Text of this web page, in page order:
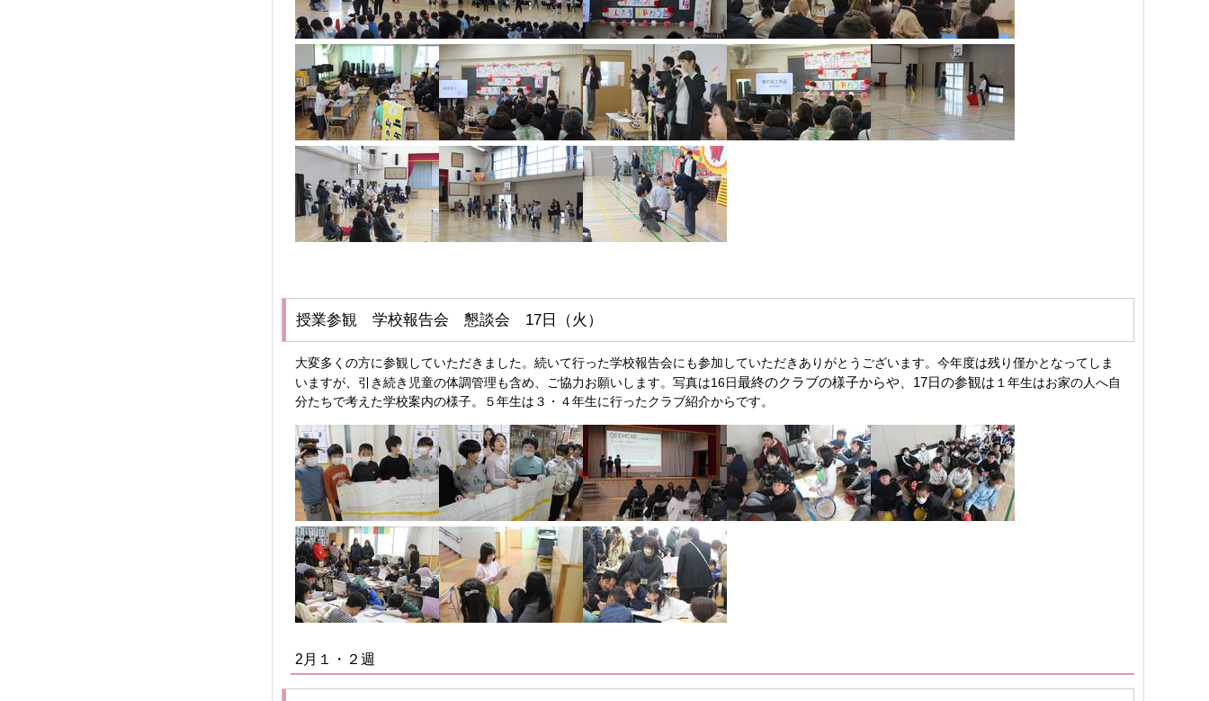
授業参観 学校報告会 懇談会 17日（火）
大変多くの方に参観していただきました。続いて行った学校報告会にも参加していただきありがとうございます。今年度は残り僅かとなってしま
いますが、引き続き児童の体調管理も含め、ご協力お願いします。写真は16日最終のクラブの様子からや、17日の参観は １年生はお家の人へ自
分たちで考えた学校案内の様子。５年生は３・４年生に行ったクラブ紹介からです。
2月１・２週